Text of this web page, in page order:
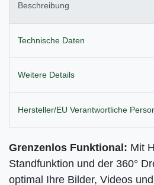
Beschreibung
Technische Daten
Weitere Details
Hersteller/EU Verantwortliche
Grenzenlos Funktional: Mit
Standfunktion und der 360°
optimal Ihre Bilder, Videos